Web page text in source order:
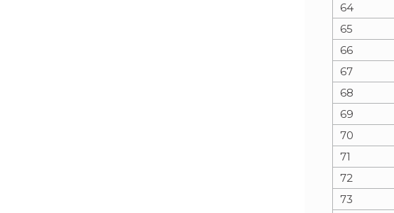
64
65
66
67
68
69
70
71
72
73